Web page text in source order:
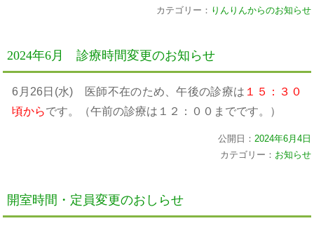
カテゴリー： りんりんからのお知らせ
2024年6月 診療時間変更のお知らせ
6月26日(水) 医師不在のため、午後の診療は １５：３０
頃からです。（午前の診療は１２：００までです。）
公開日： 2024年6月4日
カテゴリー： お知らせ
開室時間・定員変更のおしらせ